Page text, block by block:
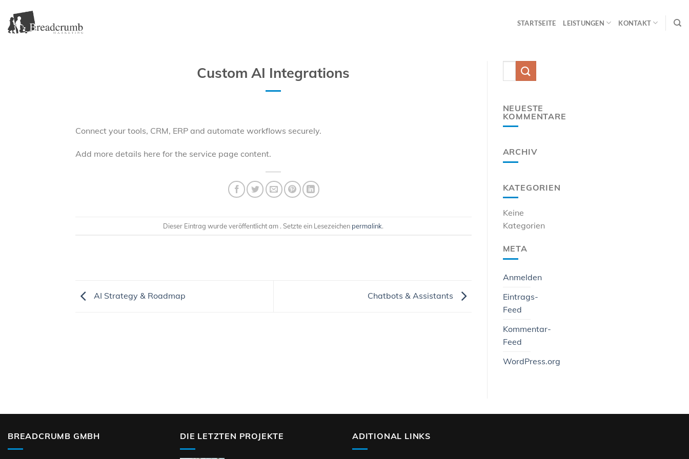
content
STARTSEITE LEISTUNGEN KONTAKT
Custom AI Integrations
Connect your tools, CRM, ERP and automate workflows securely.
Add more details here for the service page content.
Dieser Eintrag wurde veröffentlicht am . Setzte ein Lesezeichen permalink.
AI Strategy & Roadmap Chatbots & Assistants
NEUESTE
KOMMENTARE
ARCHIV
KATEGORIEN
Keine
Kategorien
META
Anmelden
Eintrags-
Feed
Kommentar-
Feed
WordPress.org
BREADCRUMB GMBH DIE LETZTEN PROJEKTE ADITIONAL LINKS